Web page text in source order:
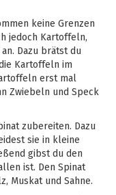
keine Grenzen
jedoch Kartoffeln,
Dazu brätst du
Kartoffeln im
erst mal
Zwiebeln und Speck
zubereiten. Dazu
sie in kleine
gibst du den
ist. Den Spinat
Muskat und Sahne.